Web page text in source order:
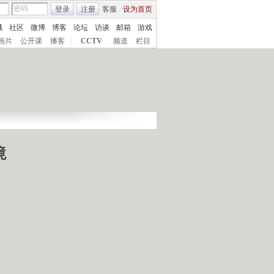
客服 设为首页
登录 注册
社区 微博 博客 论坛 访谈 邮箱
游戏
片
公开课 播客 CCTV 频道 栏目